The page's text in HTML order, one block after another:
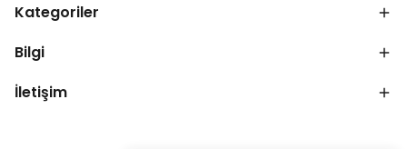
Kategoriler
Bilgi
İletişim